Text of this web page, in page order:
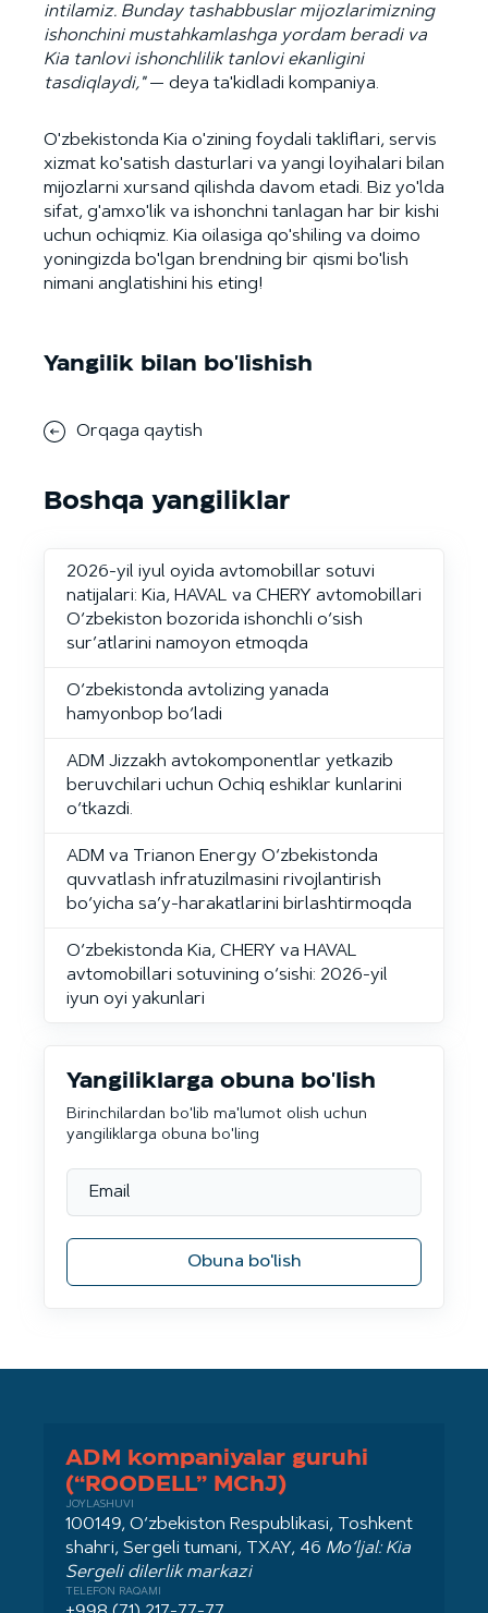
intilamiz. Bunday tashabbuslar mijozlarimizning
ishonchini mustahkamlashga yordam beradi va
Kia tanlovi ishonchlilik tanlovi ekanligini
tasdiqlaydi,"— deya ta'kidladi kompaniya.
O'zbekistonda Kia o'zining foydali takliflari, servis
xizmat ko'satish dasturlari va yangi loyihalari bilan
mijozlarni xursand qilishda davom etadi. Biz yo'lda
sifat, g'amxo'lik va ishonchni tanlagan har bir kishi
uchun ochiqmiz. Kia oilasiga qo'shiling va doimo
yoningizda bo'lgan brendning bir qismi bo'lish
nimani anglatishini his eting!
Yangilik bilan bo'lishish
Orqaga qaytish
Boshqa yangiliklar
2026-yil iyul oyida avtomobillar sotuvi
natijalari: Kia, HAVAL va CHERY avtomobillari
O‘zbekiston bozorida ishonchli o‘sish
sur’atlarini namoyon etmoqda
O‘zbekistonda avtolizing yanada
hamyonbop bo‘ladi
ADM Jizzakh avtokomponentlar yetkazib
beruvchilari uchun Ochiq eshiklar kunlarini
o‘tkazdi.
ADM va Trianon Energy O‘zbekistonda
quvvatlash infratuzilmasini rivojlantirish
bo‘yicha sa’y-harakatlarini birlashtirmoqda
O‘zbekistonda Kia, CHERY va HAVAL
avtomobillari sotuvining o‘sishi: 2026-yil
iyun oyi yakunlari
Yangiliklarga obuna bo'lish
Birinchilardan bo'lib ma'lumot olish uchun
yangiliklarga obuna bo'ling
Obuna bo'lish
ADM kompaniyalar guruhi
(“ROODELL” MChJ)
JOYLASHUVI
100149, O‘zbekiston Respublikasi, Toshkent
shahri, Sergeli tumani, TXAY, 46 Mo‘ljal: Kia
Sergeli dilerlik markazi
TELEFON RAQAMI